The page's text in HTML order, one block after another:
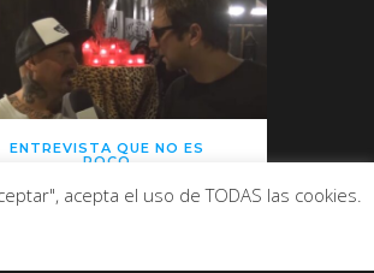
ENTREVISTA QUE NO ES
POCO
acepta el uso de TODAS las cookies.